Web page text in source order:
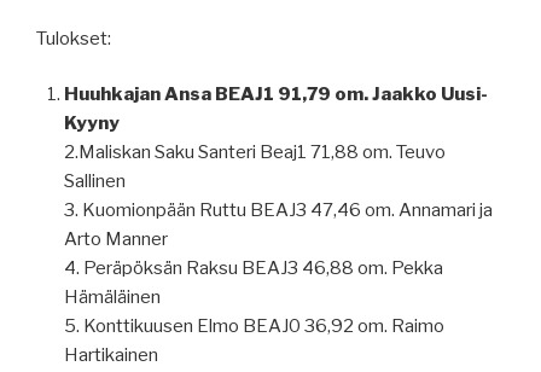
Tulokset:
Huuhkajan Ansa BEAJ1 91,79 om. Jaakko Uusi-
Kyyny
2.Maliskan Saku Santeri Beaj1 71,88 om. Teuvo
Sallinen
3. Kuomionpään Ruttu BEAJ3 47,46 om. Annamari ja
Arto Manner
4. Peräpöksän Raksu BEAJ3 46,88 om. Pekka
Hämäläinen
5. Konttikuusen Elmo BEAJ0 36,92 om. Raimo
Hartikainen